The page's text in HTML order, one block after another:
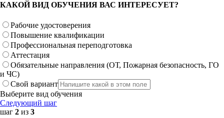
КАКОЙ ВИД ОБУЧЕНИЯ ВАС ИНТЕРЕСУЕТ?
Рабочие удостоверения
Повышение квалификации
Профессиональная переподготовка
Аттестация
Обязательные направления (ОТ, Пожарная безопасность, ГО
и ЧС)
Свой вариант
Выберите вид обучения
Следующий шаг
шаг 2 из 3